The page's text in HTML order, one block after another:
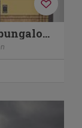
Aelderholt | 2-persoons bungalow | 2C